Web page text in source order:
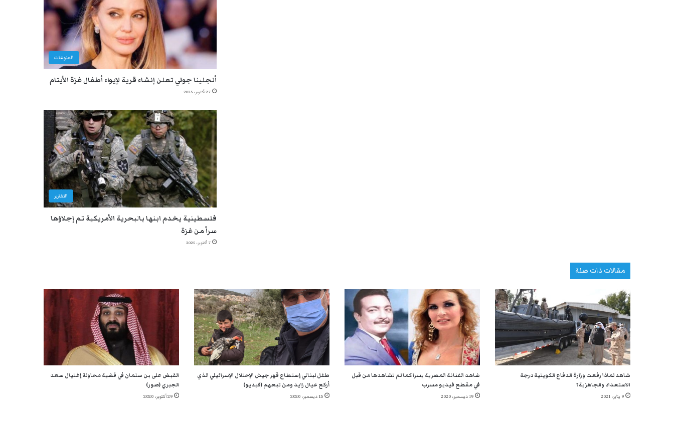
المنوعات
أنجلينا جولي تعلن إنشاء قرية لإيواء أطفال غزة الأيتام
27 أكتوبر، 2025
التقارير
فلسطينية يخدم ابنها بالبحرية الأمريكية تم إجلاؤها
سراً من غزة
7 أكتوبر، 2025
مقالات ذات صلة
شاهد لماذا رفعت وزارة الدفاع الكويتية درجة
الاستعداد والجاهزية؟
9 يناير، 2021
شاهد الفنانة المصرية يسرا كما لم تشاهدها من قبل
في مقطع فيديو مسرب
19 ديسمبر، 2020
طفل لبناني إستطاع قهر جيش الإحتلال الإسرائيلي الذي
أركع عيال زايد ومن تبعهم (فيديو)
15 ديسمبر، 2020
القبض على بن سلمان في قضية محاولة إغتيال سعد
الجبري (صور)
29 أكتوبر، 2020